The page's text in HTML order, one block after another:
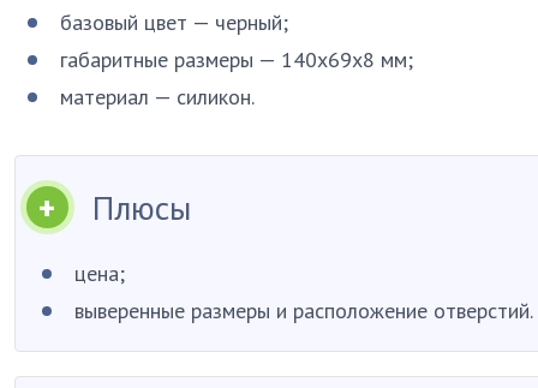
базовый цвет — черный;
габаритные размеры — 140х69х8 мм;
материал — силикон.
Плюсы
цена;
выверенные размеры и расположение отверстий.